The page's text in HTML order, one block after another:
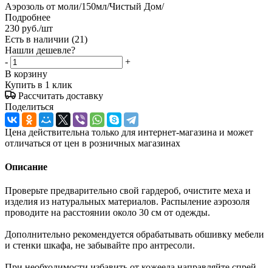
Аэрозоль от моли/150мл/Чистый Дом/
Подробнее
230 руб./шт
Есть в наличии (21)
Нашли дешевле?
-
+
В корзину
Купить в 1 клик
Рассчитать доставку
Поделиться
Цена действительна только для интернет-магазина и может
отличаться от цен в розничных магазинах
Описание
Проверьте предварительно свой гардероб, очистите меха и
изделия из натуральных материалов. Распыление аэрозоля
проводите на расстоянии около 30 см от одежды.
Дополнительно рекомендуется обрабатывать обшивку мебели
и стенки шкафа, не забывайте про антресоли.